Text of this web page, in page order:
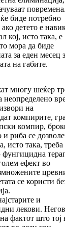
биде потребно
детето е
кој, исто така, е
мора да биде
за еден месец
на габите.
многу шеќер
неопределено
на
компирите,
компир,
риба се
исто така, треба
ефект во
се користи
и
лекови.
фактот што тој